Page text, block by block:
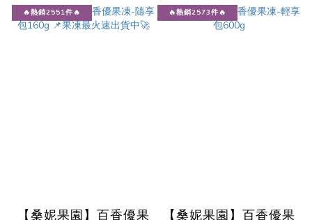
🔥熱銷2551件🔥
【桑妮果園】百香優果
🔥熱銷2573件🔥
【桑妮果園】百香優果